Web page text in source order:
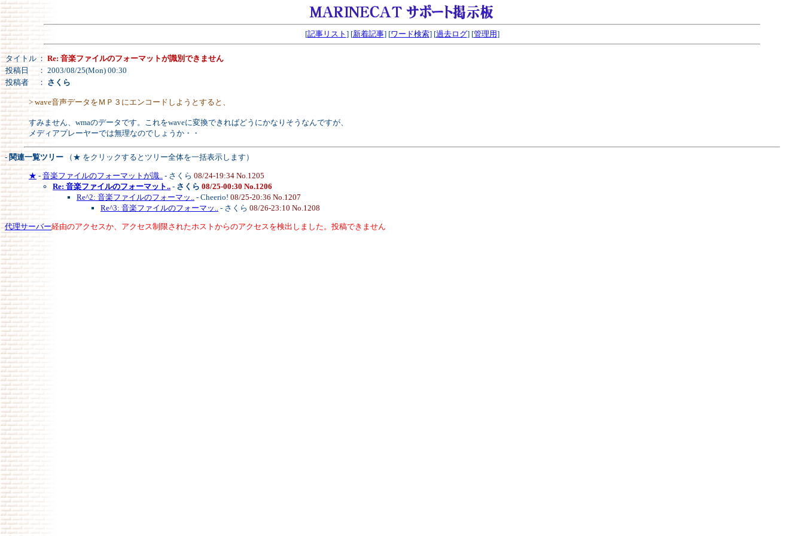
[記事リスト ] [新着記事] [ワード検索] [過去ログ] [管理用]
タイトル ： Re: 音楽ファイルのフォーマットが識別できません
投稿日
： 2003/08/25(Mon) 00:30
投稿者
： さくら
> wave音声データをＭＰ３にエンコードしようとすると、
すみません、wmaのデータです。これをwaveに変換できればどうにかなりそうなんですが、
メディアプレーヤーでは無理なのでしょうか・・
- 関連一覧ツリー （★ をクリックするとツリー全体を一括表示します）
★ - 音楽ファイルのフォーマットが識.. - さくら 08/24-19:34 No.1205
Re: 音楽ファイルのフォーマット.. - さくら 08/25-00:30 No.1206
Re^2: 音楽ファイルのフォーマッ..
- Cheerio! 08/25-20:36 No.1207
Re^3: 音楽ファイルのフォーマッ..
- さくら 08/26-23:10 No.1208
代理サーバー経由のアクセスか、アクセス制限されたホストからのアクセスを検出しました。投稿できません